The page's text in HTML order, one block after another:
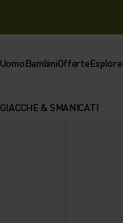
UomoBambiniOfferteExplore
GIACCHE & SMANICATI